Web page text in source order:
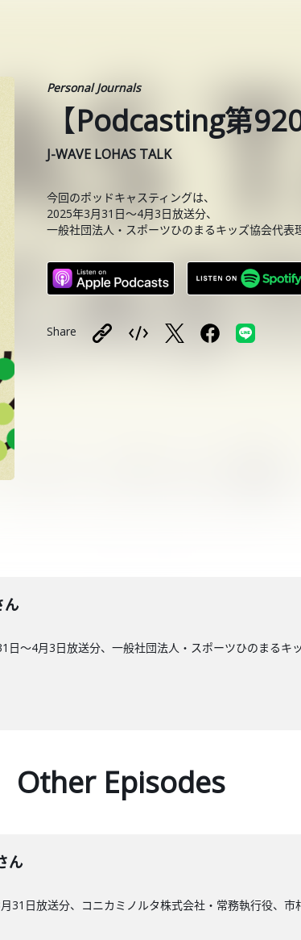
Personal Journals
【Podcasting第
J-WAVE LOHAS TALK
今回のポッドキャスティングは、
2025年3月31日～4月3日放送分、
一般社団法人・スポーツひのまるキッズ協会代表
Share
ん
日～4月3日放送分、一般社団法人・スポーツひのまるキ
Other Episodes
ん
31日放送分、コニカミノルタ株式会社・常務執行役、市